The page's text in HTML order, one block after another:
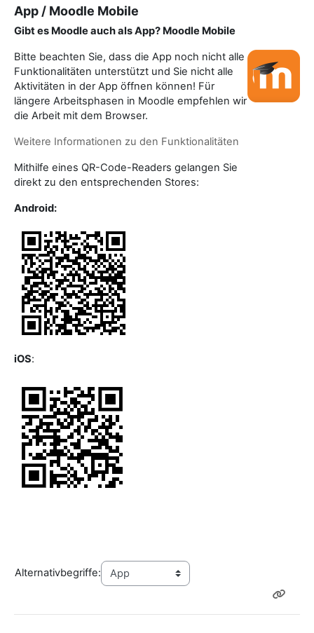
App / Moodle Mobile
Gibt es Moodle auch als App? Moodle Mobile
Bitte beachten Sie, dass die App noch nicht alle
Funktionalitäten unterstützt und Sie nicht alle
Aktivitäten in der App öffnen können! Für
längere Arbeitsphasen in Moodle empfehlen wir
die Arbeit mit dem Browser.
Weitere Informationen zu den Funktionalitäten
Mithilfe eines QR-Code-Readers gelangen Sie
direkt zu den entsprechenden Stores:
Android:
iOS:
Alternativbegriffe: